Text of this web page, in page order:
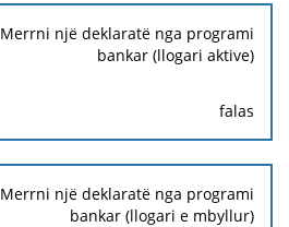
Merrni një deklaratë nga programi
bankar (llogari aktive)
falas
Merrni një deklaratë nga programi
bankar (llogari e mbyllur)